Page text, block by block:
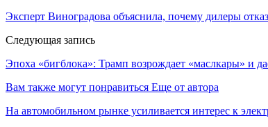
Эксперт Виноградова объяснила, почему дилеры
Следующая запись
Эпоха «бигблока»: Трамп возрождает «маслкары» и
Вам также могут понравиться Еще от автора
На автомобильном рынке усиливается интерес к